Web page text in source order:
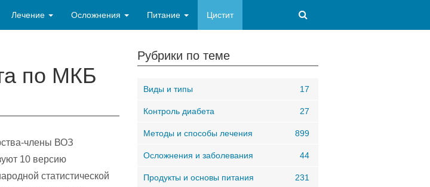
Лечение Осложнения Питание Цистит
по МКБ
члены ВОЗ
10 версию
статистической
Рубрики по теме
Виды и типы 17
Контроль диабета 27
Методы и способы лечения 899
Осложнения и заболевания 44
Продукты и основы питания 231